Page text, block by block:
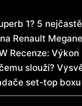
1? 5
Renault
Recenze: Výkon
slouží?
set-top